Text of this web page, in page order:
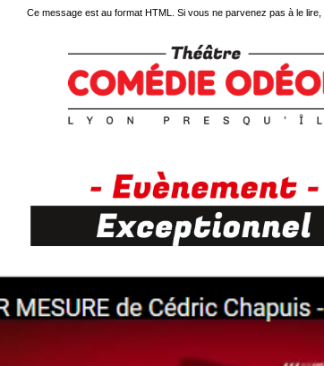
Ce message est au format HTML. Si vous ne parvenez pas à le lire,